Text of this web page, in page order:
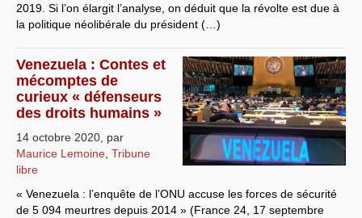
2019. Si l’on élargit l’analyse, on déduit que la révolte est due à
la politique néolibérale du président (…)
Venezuela : Contes et
mécomptes de
curieux « défenseurs
des droits humains »
14 octobre 2020 par
Maurice Lemoine Tribune
libre
« Venezuela : l’enquête de l’ONU accuse les forces de sécurité
de 5 094 meurtres depuis 2014 » (France 24, 17 septembre